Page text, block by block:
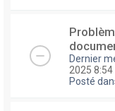
Dernier
2025 8:54
Posté